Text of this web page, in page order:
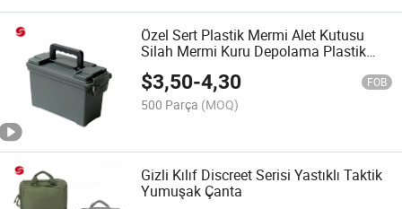
Özel Sert Plastik Mermi Alet Kutusu
Silah Mermi Kuru Depolama Plastik
Mermi Kutusu
$3,50-4,30 FOB
500 Parça (MOQ)
Gizli Kılıf Discreet Serisi Yastıklı Taktik
Yumuşak Çanta